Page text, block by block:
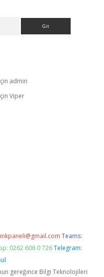
admin
Viper
Teams:
0262 606 0 726 Telegram:
gereğince Bilgi Teknolojileri